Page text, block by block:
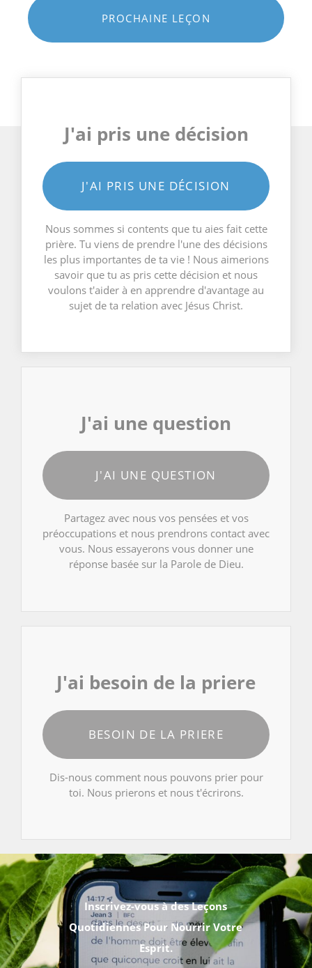
PROCHAINE LEÇON
J'ai pris une décision
J'AI PRIS UNE DÉCISION
Nous sommes si contents que tu aies fait cette
prière. Tu viens de prendre l'une des décisions
les plus importantes de ta vie ! Nous aimerions
savoir que tu as pris cette décision et nous
voulons t'aider à en apprendre d'avantage au
sujet de ta relation avec Jésus Christ.
J'ai une question
J'AI UNE QUESTION
Partagez avec nous vos pensées et vos
préoccupations et nous prendrons contact avec
vous. Nous essayerons vous donner une
réponse basée sur la Parole de Dieu.
J'ai besoin de la priere
BESOIN DE LA PRIERE
Dis-nous comment nous pouvons prier pour
toi. Nous prierons et nous t'écrirons.
Inscrivez-vous à des Leçons
Quotidiennes Pour Nourrir Votre
Esprit.